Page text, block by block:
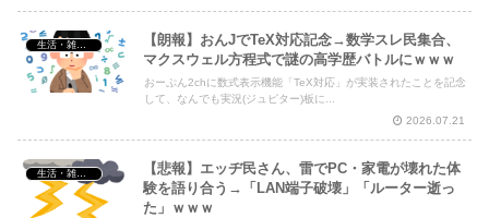
生活・雑談・恋愛
【朗報】おんJでTeX対応記念→数学スレ民集合、
マクスウェル方程式で謎の高学歴バトルにｗｗｗ
おーぷん2chに数式表示機能「TeX対応」が実装されたことを記念
して、なんでも実況(ジュピター)板に...
2026.07.21
生活・雑談・恋愛
【悲報】エッヂ民さん、雷でPC・家電が壊れた体
験を語り合う→「LAN端子破壊」「ルーター逝っ
た」ｗｗｗ